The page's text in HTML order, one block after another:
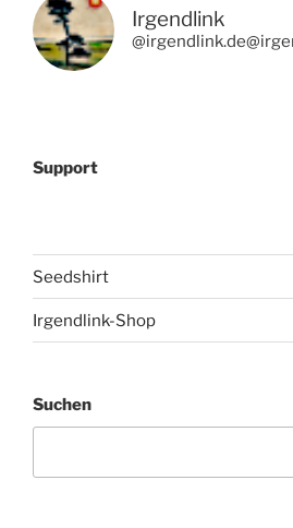
Irgendlink
Support
Seedshirt
Irgendlink-Shop
Suchen